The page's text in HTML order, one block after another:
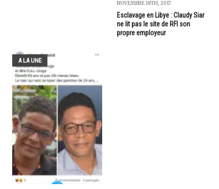
NOVEMBRE 18TH, 2017
Esclavage en Libye : Claudy Siar
ne lit pas le site de RFI son
propre employeur
A LA UNE